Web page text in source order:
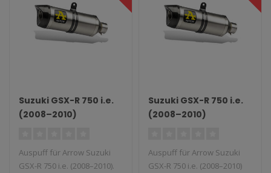
Suzuki GSX-R 750 i.e.
(2008–2010)
Auspuff für Arrow Suzuki
GSX-R 750 i.e. (2008–2010).
Suzuki GSX-R 750 i.e.
(2008–2010)
Auspuff für Arrow Suzuki
GSX-R 750 i.e. (2008–2010)